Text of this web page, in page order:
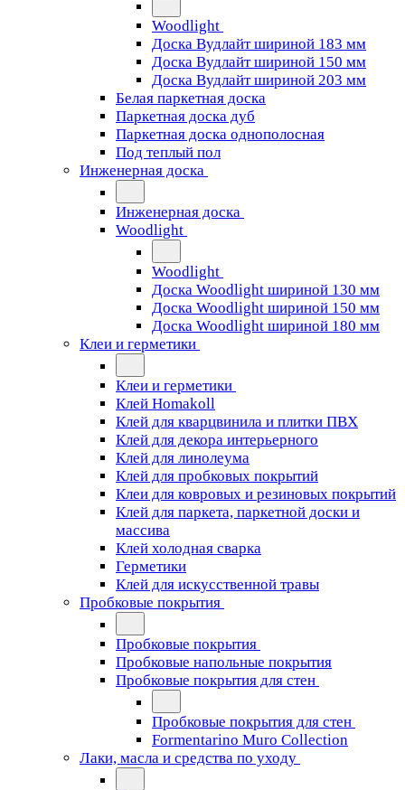
Woodlight
Доска Вудлайт шириной 183 мм
Доска Вудлайт шириной 150 мм
Доска Вудлайт шириной 203 мм
Белая паркетная доска
Паркетная доска дуб
Паркетная доска однополосная
Под теплый пол
Инженерная доска
Инженерная доска
Woodlight
Woodlight
Доска Woodlight шириной 130 мм
Доска Woodlight шириной 150 мм
Доска Woodlight шириной 180 мм
Клеи и герметики
Клеи и герметики
Клей Homakoll
Клей для кварцвинила и плитки ПВХ
Клей для декора интерьерного
Клей для линолеума
Клей для пробковых покрытий
Клеи для ковровых и резиновых покрытий
Клей для паркета, паркетной доски и
массива
Клей холодная сварка
Герметики
Клей для искусственной травы
Пробковые покрытия
Пробковые покрытия
Пробковые напольные покрытия
Пробковые покрытия для стен
Пробковые покрытия для стен
Formentarino Muro Collection
Лаки, масла и средства по уходу